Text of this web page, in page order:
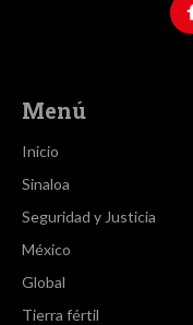
Menú
Inicio
Sinaloa
Seguridad y Justicia
México
Global
Tierra fértil